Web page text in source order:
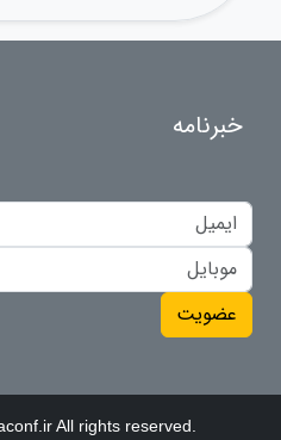
خبرنامه
عضویت
All rights reserved.